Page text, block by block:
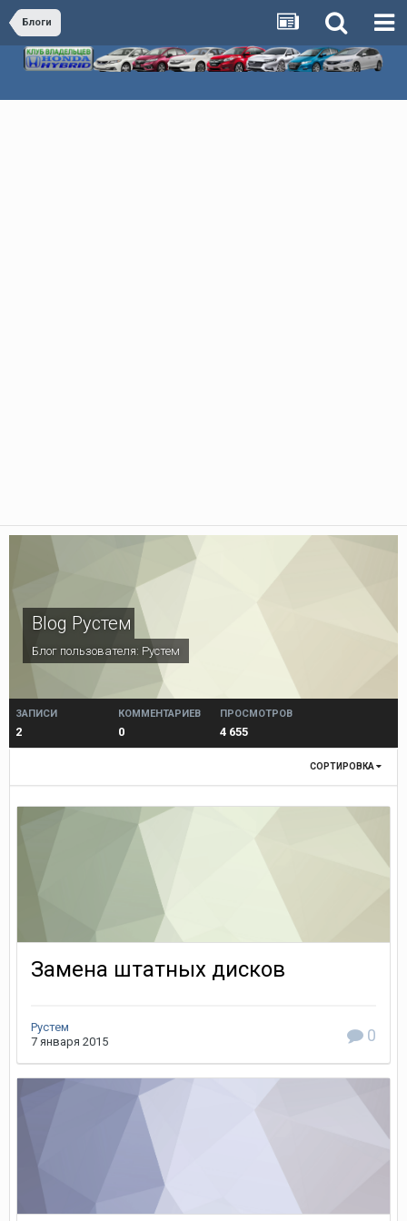
Блоги
Blog Рустем
Блог пользователя: Рустем
ЗАПИСИ
2
КОММЕНТАРИЕВ
0
ПРОСМОТРОВ
4 655
СОРТИРОВКА
Замена штатных дисков
Рустем
7 января 2015
0